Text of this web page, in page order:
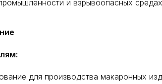
и взрывоопасных
для производства макаронных